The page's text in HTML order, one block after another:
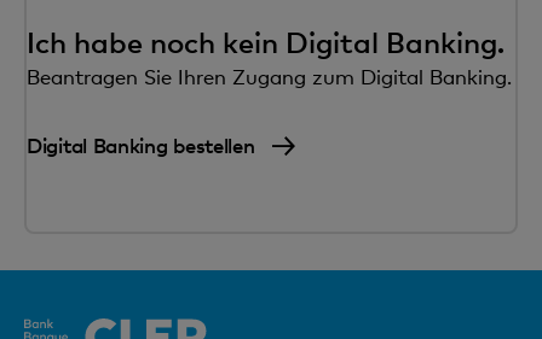
Ich habe noch kein Digital Banking.
Beantragen Sie Ihren Zugang zum Digital Banking.
Digital Banking bestellen